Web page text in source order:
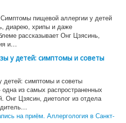
пищевой аллергии у детей
диарею, хрипы и даже
рассказывает Онг Цзясинь,
и…
у детей: симптомы и советы
детей: симптомы и советы
из самых распространенных
Онг Цзясин, диетолог из отдела
на приём. Аллергология в Санкт-